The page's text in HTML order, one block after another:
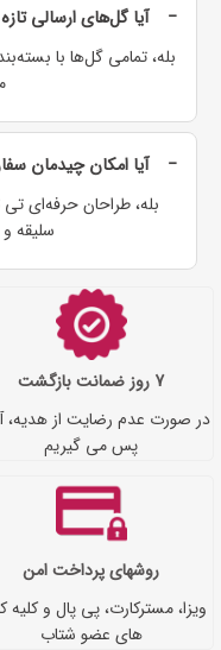
آیا گل‌های ارسالی
بله، تمامی گل‌ها با
آیا امکان چیدمان
بله، طراحان حرفه‌ای تی
سلیقه
7 روز ضمانت بازگشت
در صورت عدم رضایت از هدیه،
پس می گیریم
روشهای پرداخت امن
ویزا، مسترکارت، پی پال و کلیه
های عضو شتاب